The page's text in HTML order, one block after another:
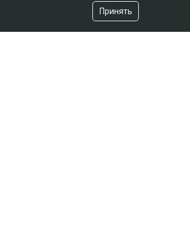
«Хотела покончить с собой»:
девочка подверглась травле после
Принять